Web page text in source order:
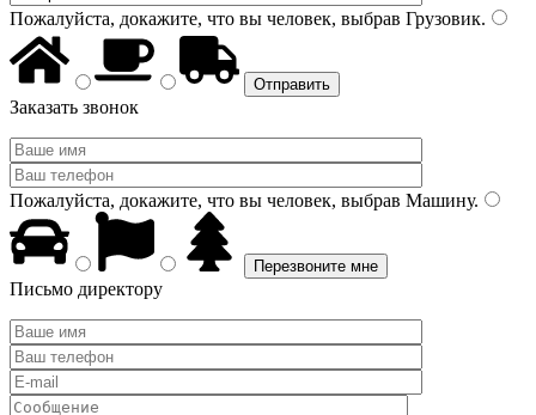
Пожалуйста, докажите, что вы человек, выбрав Грузовик.
Заказать звонок
Пожалуйста, докажите, что вы человек, выбрав Машину.
Письмо директору